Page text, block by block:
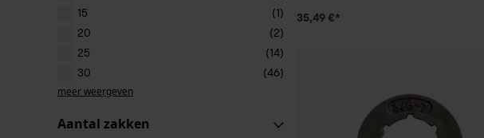
15
(1)
20
(2)
25
(14)
30
(46)
meer weergeven
Aantal zakken
35,49 €*